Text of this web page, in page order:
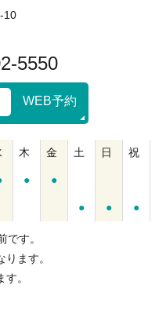
10
5550
WEB予約
木 金 土 日 祝
● ●
● ● ●
す。
ます。
。